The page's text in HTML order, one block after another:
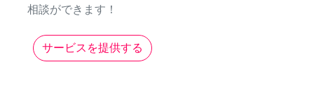
相談ができます！
サービスを提供する